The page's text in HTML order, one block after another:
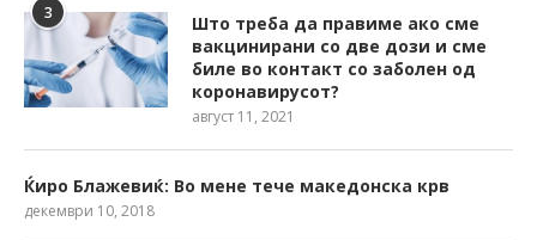
3
Што треба да правиме ако сме
вакцинирани со две дози и сме
биле во контакт со заболен од
коронавирусот?
август 11, 2021
Ќиро Блажевиќ: Во мене тече македонска крв
декември 10, 2018